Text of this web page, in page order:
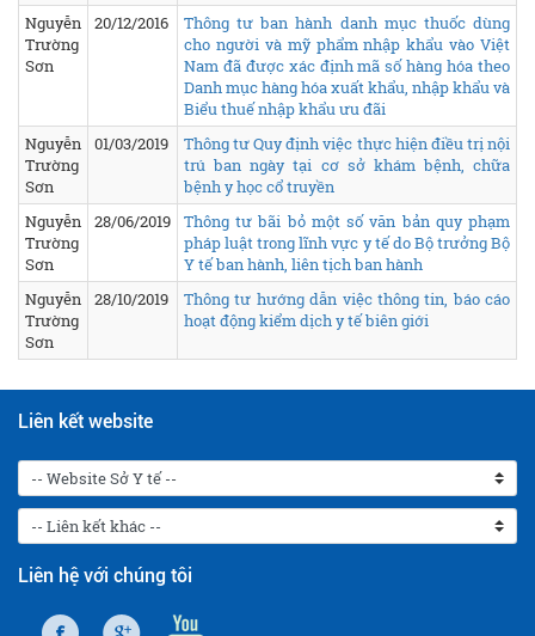
Nguyễn
Trường
Sơn
20/12/2016
Thông tư ban hành danh mục thuốc dùng
cho người và mỹ phẩm nhập khẩu vào Việt
Nam đã được xác định mã số hàng hóa theo
Danh mục hàng hóa xuất khẩu, nhập khẩu và
Biểu thuế nhập khẩu ưu đãi
Nguyễn
Trường
Sơn
01/03/2019
Thông tư Quy định việc thực hiện điều trị nội
trú ban ngày tại cơ sở khám bệnh, chữa
bệnh y học cổ truyền
Nguyễn
Trường
Sơn
28/06/2019
Thông tư bãi bỏ một số văn bản quy phạm
pháp luật trong lĩnh vực y tế do Bộ trưởng Bộ
Y tế ban hành, liên tịch ban hành
Nguyễn
Trường
Sơn
28/10/2019
Thông tư hướng dẫn việc thông tin, báo cáo
hoạt động kiểm dịch y tế biên giới
Liên kết website
Liên hệ với chúng tôi